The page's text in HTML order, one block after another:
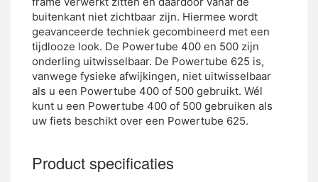
buitenkant niet zichtbaar zijn. Hiermee wordt
geavanceerde techniek gecombineerd met een
tijdlooze look. De Powertube 400 en 500 zijn
onderling uitwisselbaar. De Powertube 625 is,
vanwege fysieke afwijkingen, niet uitwisselbaar
als u een Powertube 400 of 500 gebruikt. Wél
kunt u een Powertube 400 of 500 gebruiken als
uw fiets beschikt over een Powertube 625.
Product specificaties